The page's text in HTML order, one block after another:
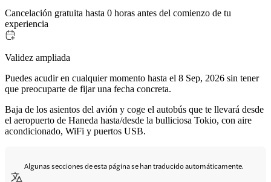
Cancelación gratuita hasta 0 horas antes del comienzo de tu
experiencia
Validez ampliada
Puedes acudir en cualquier momento hasta el 8 Sep, 2026 sin tener
que preocuparte de fijar una fecha concreta.
Baja de los asientos del avión y coge el autobús que te llevará desde
el aeropuerto de Haneda hasta/desde la bulliciosa Tokio, con aire
acondicionado, WiFi y puertos USB.
Algunas secciones de esta página se han traducido automáticamente.